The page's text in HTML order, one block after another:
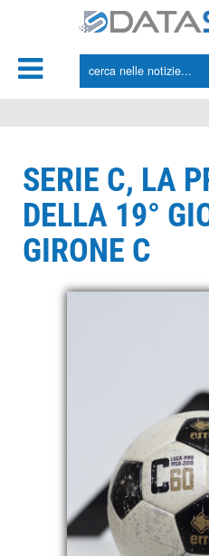
SERIE C, LA
DELLA 19°
GIRONE C